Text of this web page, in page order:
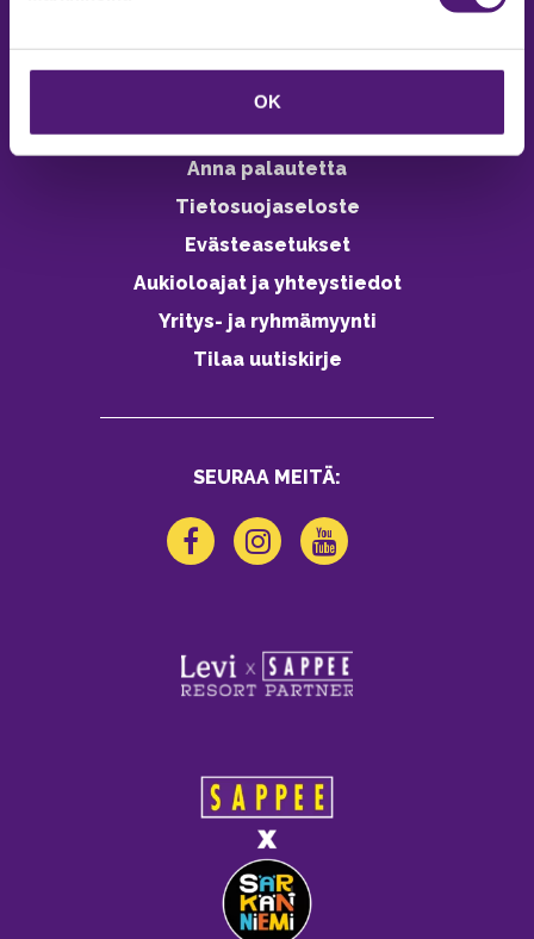
OK
Vastuullisuus
Ympäristöohjelma
Avoimet työpaikat
Anna palautetta
Tietosuojaseloste
Evästeasetukset
Aukioloajat ja yhteystiedot
Yritys- ja ryhmämyynti
Tilaa uutiskirje
SEURAA MEITÄ: